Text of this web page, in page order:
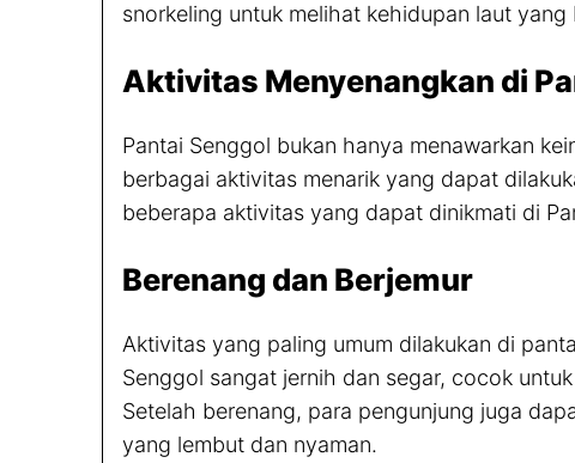
snorkeling untuk melihat kehidupan laut
Aktivitas Menyenangkan di
Pantai Senggol bukan hanya menawarkan
berbagai aktivitas menarik yang dapat
beberapa aktivitas yang dapat dinikmati di
Berenang dan Berjemur
Aktivitas yang paling umum dilakukan di
Senggol sangat jernih dan segar, cocok
Setelah berenang, para pengunjung juga
yang lembut dan nyaman.